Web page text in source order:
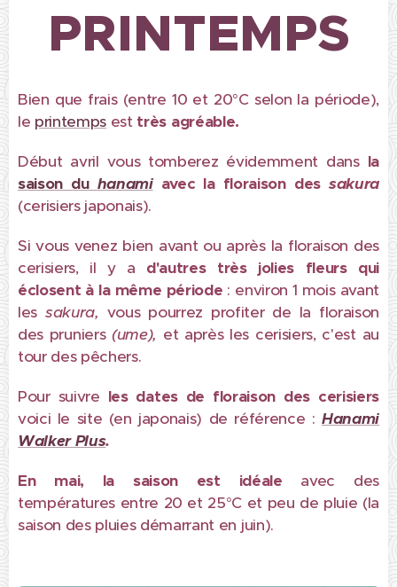
PRINTEMPS
Bien que frais (entre 10 et 20°C selon la période),
le printemps est très agréable.
Début avril vous tomberez évidemment dans la
saison du hanamiavec la floraison des sakura
(cerisiers japonais).
Si vous venez bien avant ou après la floraison des
cerisiers, il y a d'autres très jolies fleurs qui
éclosent à la même période : environ 1 mois avant
les sakura, vous pourrez profiter de la floraison
des pruniers (ume), et après les cerisiers, c'est au
tour des pêchers.
Pour suivre les dates de floraison des cerisiers
voici le site (en japonais) de référence : Hanami
Walker Plus.
En mai, la saison est idéale avec des
températures entre 20 et 25°C et peu de pluie (la
saison des pluies démarrant en juin).